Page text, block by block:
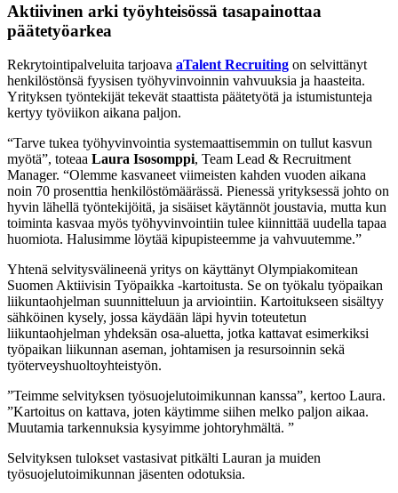
Aktiivinen arki työyhteisössä tasapainottaa
päätetyöarkea
Rekrytointipalveluita tarjoava aTalent Recruiting on selvittänyt
henkilöstönsä fyysisen työhyvinvoinnin vahvuuksia ja haasteita.
Yrityksen työntekijät tekevät staattista päätetyötä ja istumistunteja
kertyy työviikon aikana paljon.
“Tarve tukea työhyvinvointia systemaattisemmin on tullut kasvun
myötä”, toteaa Laura Isosomppi, Team Lead & Recruitment
Manager. “Olemme kasvaneet viimeisten kahden vuoden aikana
noin 70 prosenttia henkilöstömäärässä. Pienessä yrityksessä johto on
hyvin lähellä työntekijöitä, ja sisäiset käytännöt joustavia, mutta kun
toiminta kasvaa myös työhyvinvointiin tulee kiinnittää uudella tapaa
huomiota. Halusimme löytää kipupisteemme ja vahvuutemme.”
Yhtenä selvitysvälineenä yritys on käyttänyt Olympiakomitean
Suomen Aktiivisin Työpaikka -kartoitusta. Se on työkalu työpaikan
liikuntaohjelman suunnitteluun ja arviointiin. Kartoitukseen sisältyy
sähköinen kysely, jossa käydään läpi hyvin toteutetun
liikuntaohjelman yhdeksän osa-aluetta, jotka kattavat esimerkiksi
työpaikan liikunnan aseman, johtamisen ja resursoinnin sekä
työterveyshuoltoyhteistyön.
”Teimme selvityksen työsuojelutoimikunnan kanssa”, kertoo Laura.
”Kartoitus on kattava, joten käytimme siihen melko paljon aikaa.
Muutamia tarkennuksia kysyimme johtoryhmältä. ”
Selvityksen tulokset vastasivat pitkälti Lauran ja muiden
työsuojelutoimikunnan jäsenten odotuksia.